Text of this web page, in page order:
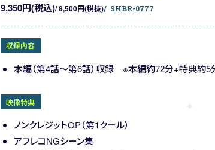
9,350円(税込)/ 8,500円(税抜)/ SHBR-0777
収録内容
本編（第4話～第6話）収録 ※本編約72分+特典約5
映像特典
ノンクレジットOP（第1クール）
アフレコNGシーン集